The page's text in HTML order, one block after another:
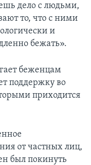
дело с людьми,
то, что с ними
и
бежать».
беженцам
поддержку во
приходится
от частных лиц,
был покинуть